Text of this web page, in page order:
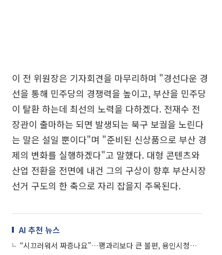
이 전 위원장은 기자회견을 마무리하며 "경선다운 경
선을 통해 민주당의 경쟁력을 높이고, 부산을 민주당
이 탈환 하는데 최선의 노력을 다하겠다. 전재수 전
장관이 출마하는 되면 발생되는 북구 보궐을 노린다
는 말은 설일 뿐이다"며 "준비된 신상품으로 부산 경
제의 변화를 실행하겠다"고 말했다. 대형 콘텐츠와
산업 전환을 전면에 내건 그의 구상이 향후 부산시장
선거 구도의 한 축으로 자리 잡을지 주목된다.
AI 추천 뉴스
“시끄러워서 짜증나요”…꽹과리보다 큰 불편, 용인시청앞 집회 소음